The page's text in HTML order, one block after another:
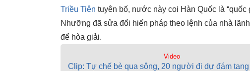
Triều Tiên tuyên bố, nước này coi Hàn Quốc là
Nhưỡng đã sửa đổi hiến pháp theo lệnh của nhà
để hòa giải.
Video
Clip: Tự chế bè qua sông, 20 người đi dự đám